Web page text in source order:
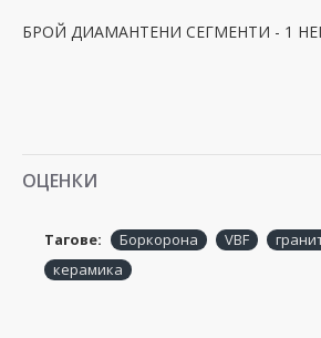
БРОЙ ДИАМАНТЕНИ СЕГМЕНТИ - 1
ОЦЕНКИ
Тагове: Боркорона VBF
керамика